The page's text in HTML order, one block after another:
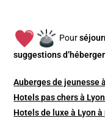
Pour
suggestions
Auberges de jeunesse
Hotels pas chers à
Hotels de luxe à Lyon